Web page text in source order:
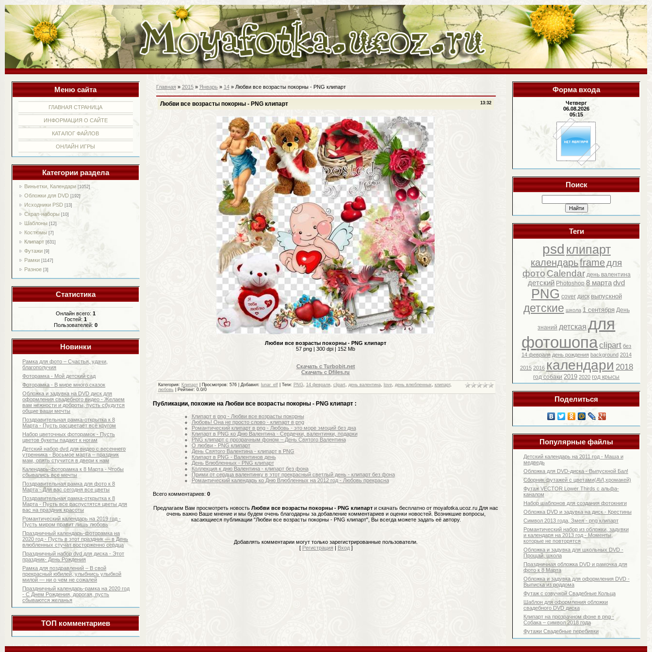
Меню сайта
ГЛАВНАЯ СТРАНИЦА
ИНФОРМАЦИЯ О САЙТЕ
КАТАЛОГ ФАЙЛОВ
ОНЛАЙН ИГРЫ
Категории раздела
Виньетки, Календари [1052]
Обложки для DVD [192]
Исходники PSD [13]
Скрап-наборы [10]
Шаблоны [12]
Костюмы [7]
Клипарт [631]
Футажи [9]
Рамки [1147]
Разное [3]
Статистика
Онлайн всего: 1
Гостей: 1
Пользователей: 0
Новинки
Рамка для фото – Счастья, удачи,
благополучия
Фоторамка - Мой детский сад
Фоторамка - В мире много сказок
Обложка и задувка на DVD диск для
оформления свадебного видео - Желаем
вам нежности и доброты, пусть сбудутся
общие ваши мечты
Поздравительная рамка-открытка к 8
Марта - Пусть расцветает всё кругом
Набор цветочных фоторамок - Пусть
цветов букеты падают к ногам
Детский набор dvd для видео с весеннего
утренника - Восьмое марта – праздник
мам, опять стучится в двери к нам
Календарь-фоторамка к 8 Марта - Чтобы
сбывались все мечты
Поздравительная рамка для фото к 8
Марта - Для вас сегодня все цветы
Поздравительная рамка-открытка к 8
Марта - Пусть все распустятся цветы для
вас на праздник красоты
Романтический календарь на 2019 год -
Пусть миром правит лишь любовь
Праздничный календарь-фоторамка на
2020 год - Пусть в этот праздник — в День
влюбленных стучат восторженно сердца
Праздничный набор dvd для диска - Этот
праздник- День Рождения
Рамка для поздравлений – В свой
прекрасный юбилей, улыбнись улыбкой
милой — ни о чем не сожалей
Праздничный календарь-рамка на 2020 год
- С Днем Рождения, дорогая, пусть
сбываются желанья
ТОП комментариев
Форма входа
Четверг
06.08.2026
05:15
Поиск
Теги
psd клипарт
календарьframeдля
фото Calendar день валентина
детский Photoshop 8 марта dvd
PNG cover диск выпускной
детские школа 1 сентября День
знаний детскаядля
фотошопаclipart без
14 февраля день рождения background 2014
2015 2016 календари 2018
год собаки 2019 2020 год крысы
Поделиться
Популярные файлы
Детский календарь на 2011 год - Маша и
медведь
Обложка для DVD-диска - Выпускной Бал!
Сборник футажей с цветами(AVI,хромакей)
Футаж VECTOR Lower Thirds с альфа-
каналом
Набор шаблонов для создания фотокниги
Обложка DVD и задувка на диск - Крестины
Символ 2013 года, Змея - png клипарт
Романтический набор из обложки, задувки
и календаря на 2013 год - Моменты,
которые не повторятся
Обложка и задувка для школьных DVD -
Прощай, школа
Праздничная обложка DVD и рамочка для
фото к 8 Марта
Обложка и задувка для оформления DVD -
Выписка из роддома
Футаж с озвучкой Свадебные Кольца
Шаблон для оформления обложки
свадебного DVD диска
Клипарт на прозрачном фоне в png -
Собака – символ 2018 года
Футажи Свадебные перебивки
Главная » 2015 » Январь » 14» Любви все возрасты покорны - PNG клипарт
13:32
Любви все возрасты покорны - PNG клипарт
Любви все возрасты покорны - PNG клипарт
57 png | 300 dpi | 152 Mb
Скачать с Turbobit.net
Скачать с Dfiles.ru
Категория: Клипарт| Просмотров: 576 | Добавил: lunar_elf| Теги: PNG, 14 февраля, clipart, день валентина, love, день влюбленных клипарт,
любовь| Рейтинг: 0.0/0
Публикации, похожие на Любви все возрасты покорны - PNG клипарт :
Клипарт в png - Любви все возрасты покорны
Любовь! Она не просто слово - клипарт в png
Романтический клипарт в png - Любовь - это море эмоций без дна
Клипарт в PNG ко Дню Валентина - Сердечки, валентинки, подарки
PNG клипарт с прозрачным фоном – День Святого Валентина
О любви - PNG клипарт
День Святого Валентина - клипарт в PNG
Клипарт в PNG - Валентинов день
День Влюбленных - PNG клипарт
Коллекция к дню Валентина - клипарт без фона
Прими от сердца валентинку в этот прекрасный светлый день - клипарт без фона
Романтический календарь ко Дню Влюбленных на 2012 год - Любовь прекрасна
Всего комментариев: 0
Предлагаем Вам просмотреть новостьЛюбви все возрасты покорны - PNG клипарт и скачать бесплатно от moyafotka.ucoz.ru Для нас
очень важно Ваше мнение и мы будем очень благодарны за добавление комментариев и оценки новостей. Возникшие вопросы,
касающиеся публикации "Любви все возрасты покорны - PNG клипарт", Вы всегда можете задать её автору.
Добавлять комментарии могут только зарегистрированные пользователи.
[ Регистрация Вход]